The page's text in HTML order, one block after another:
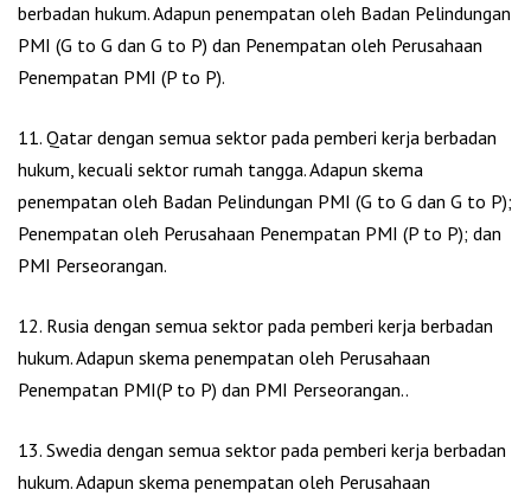
berbadan hukum. Adapun penempatan oleh Badan Pelindungan
PMI (G to G dan G to P) dan Penempatan oleh Perusahaan
Penempatan PMI (P to P).
11. Qatar dengan semua sektor pada pemberi kerja berbadan
hukum, kecuali sektor rumah tangga. Adapun skema
penempatan oleh Badan Pelindungan PMI (G to G dan G to P);
Penempatan oleh Perusahaan Penempatan PMI (P to P); dan
PMI Perseorangan.
12. Rusia dengan semua sektor pada pemberi kerja berbadan
hukum. Adapun skema penempatan oleh Perusahaan
Penempatan PMI(P to P) dan PMI Perseorangan..
13. Swedia dengan semua sektor pada pemberi kerja berbadan
hukum. Adapun skema penempatan oleh Perusahaan